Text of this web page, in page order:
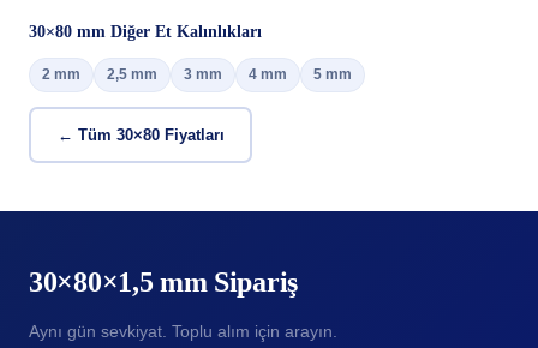
30×80 mm Diğer Et Kalınlıkları
2 mm 2,5 mm 3 mm 4 mm 5 mm
← Tüm 30×80 Fiyatları
30×80×1,5 mm Sipariş
Aynı gün sevkiyat. Toplu alım için arayın.